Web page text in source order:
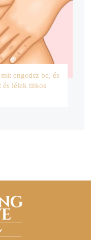
engedsz be, és
és lélek titkos